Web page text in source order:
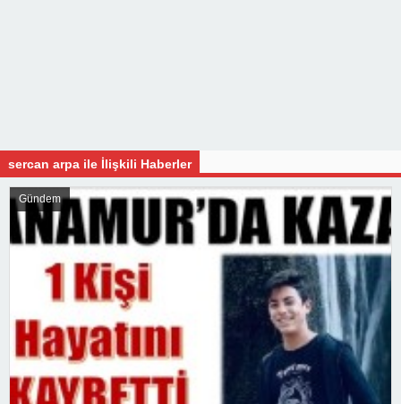
sercan arpa ile İlişkili Haberler
Gündem